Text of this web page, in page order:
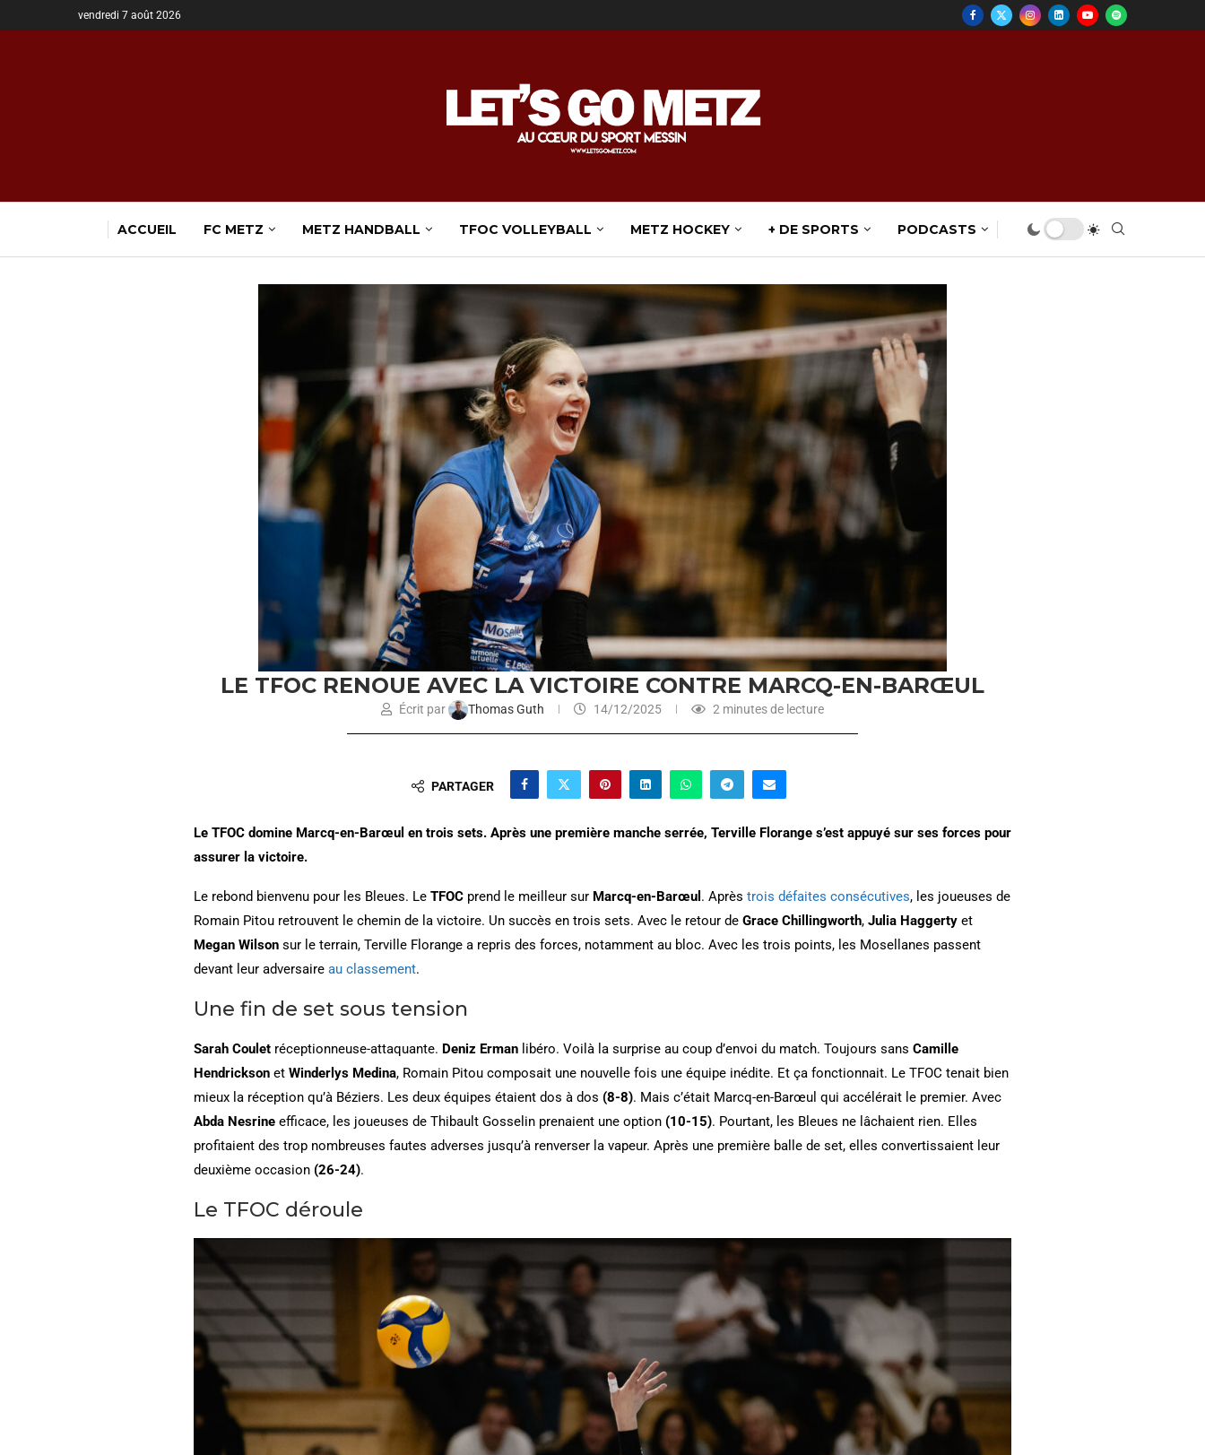
vendredi 7 août 2026
ACCUEIL FC METZ METZ HANDBALL TFOC VOLLEYBALL METZ HOCKEY + DE SPORTS PODCASTS
LE TFOC RENOUE AVEC LA VICTOIRE CONTRE MARCQ-EN-BARŒUL
Écrit par Thomas Guth 14/12/2025 2 minutes de lecture
PARTAGER
Le TFOC domine Marcq-en-Barœul en trois sets. Après une première manche serrée, Terville Florange s’est appuyé sur ses forces pour
assurer la victoire.
Le rebond bienvenu pour les Bleues. Le TFOC prend le meilleur sur Marcq-en-Barœul . Après trois défaites consécutives, les joueuses de
Romain Pitou retrouvent le chemin de la victoire. Un succès en trois sets. Avec le retour de Grace Chillingworth, Julia Haggerty et
Megan Wilson sur le terrain, Terville Florange a repris des forces, notamment au bloc. Avec les trois points, les Mosellanes passent
devant leur adversaire au classement.
Une fin de set sous tension
Sarah Coulet réceptionneuse-attaquante. Deniz Erman libéro. Voilà la surprise au coup d’envoi du match. Toujours sans Camille
Hendrickson et Winderlys Medina, Romain Pitou composait une nouvelle fois une équipe inédite. Et ça fonctionnait. Le TFOC tenait bien
mieux la réception qu’à Béziers. Les deux équipes étaient dos à dos (8-8). Mais c’était Marcq-en-Barœul qui accélérait le premier. Avec
Abda Nesrine efficace, les joueuses de Thibault Gosselin prenaient une option (10-15). Pourtant, les Bleues ne lâchaient rien. Elles
profitaient des trop nombreuses fautes adverses jusqu’à renverser la vapeur. Après une première balle de set, elles convertissaient leur
deuxième occasion (26-24).
Le TFOC déroule